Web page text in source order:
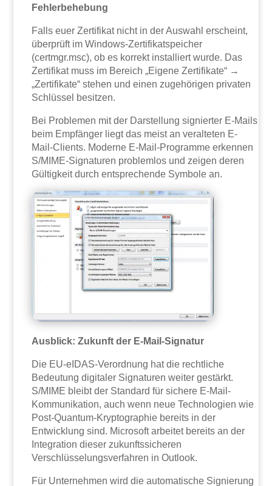
Fehlerbehebung
Falls euer Zertifikat nicht in der Auswahl erscheint,
überprüft im Windows-Zertifikatspeicher
(certmgr.msc), ob es korrekt installiert wurde. Das
Zertifikat muss im Bereich „Eigene Zertifikate“ →
„Zertifikate“ stehen und einen zugehörigen privaten
Schlüssel besitzen.
Bei Problemen mit der Darstellung signierter E-Mails
beim Empfänger liegt das meist an veralteten E-
Mail-Clients. Moderne E-Mail-Programme erkennen
S/MIME-Signaturen problemlos und zeigen deren
Gültigkeit durch entsprechende Symbole an.
Ausblick: Zukunft der E-Mail-Signatur
Die EU-eIDAS-Verordnung hat die rechtliche
Bedeutung digitaler Signaturen weiter gestärkt.
S/MIME bleibt der Standard für sichere E-Mail-
Kommunikation, auch wenn neue Technologien wie
Post-Quantum-Kryptographie bereits in der
Entwicklung sind. Microsoft arbeitet bereits an der
Integration dieser zukunftssicheren
Verschlüsselungsverfahren in Outlook.
Für Unternehmen wird die automatische Signierung